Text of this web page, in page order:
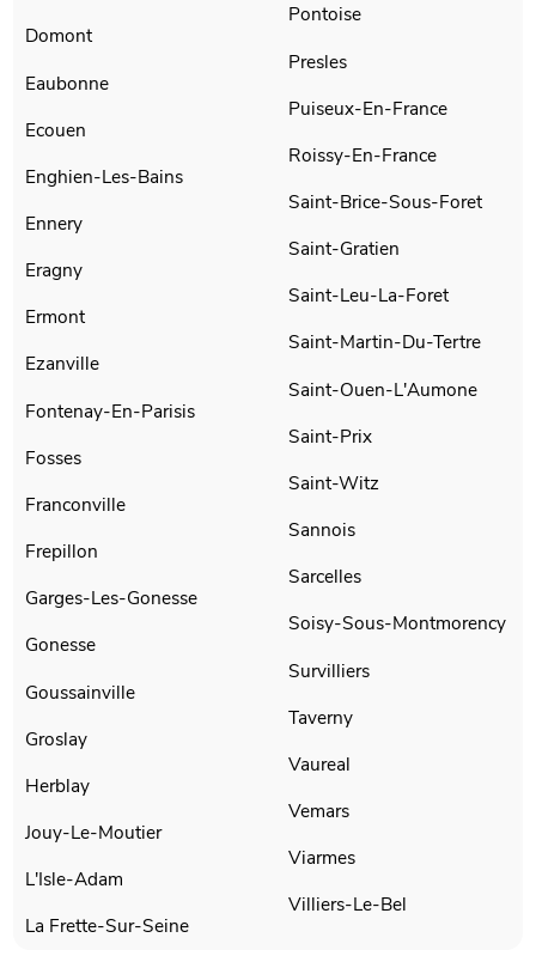
Domont
Eaubonne
Ecouen
Enghien-Les-Bains
Ennery
Eragny
Ermont
Ezanville
Fontenay-En-Parisis
Fosses
Franconville
Frepillon
Garges-Les-Gonesse
Gonesse
Goussainville
Groslay
Herblay
Jouy-Le-Moutier
L'Isle-Adam
La Frette-Sur-Seine
Pontoise
Presles
Puiseux-En-France
Roissy-En-France
Saint-Brice-Sous-Foret
Saint-Gratien
Saint-Leu-La-Foret
Saint-Martin-Du-Tertre
Saint-Ouen-L'Aumone
Saint-Prix
Saint-Witz
Sannois
Sarcelles
Soisy-Sous-Montmorency
Survilliers
Taverny
Vaureal
Vemars
Viarmes
Villiers-Le-Bel